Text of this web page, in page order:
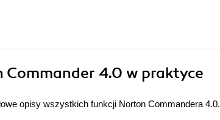
Commander 4.0 w praktyce
opisy wszystkich funkcji Norton Commandera 4.0.